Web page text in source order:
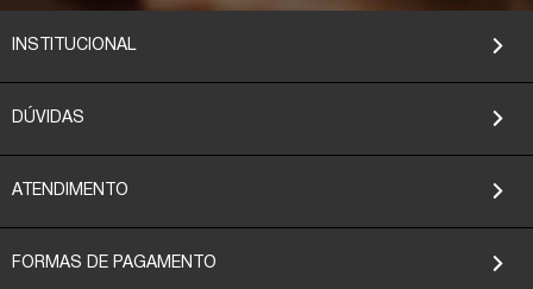
INSTITUCIONAL
DÚVIDAS
ATENDIMENTO
FORMAS DE PAGAMENTO